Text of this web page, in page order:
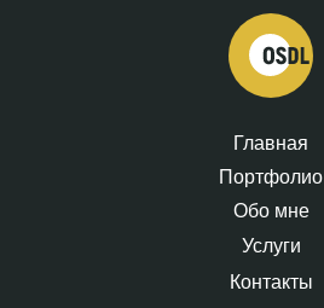
Портфолио
Обо мне
Услуги
Контакты
Главная